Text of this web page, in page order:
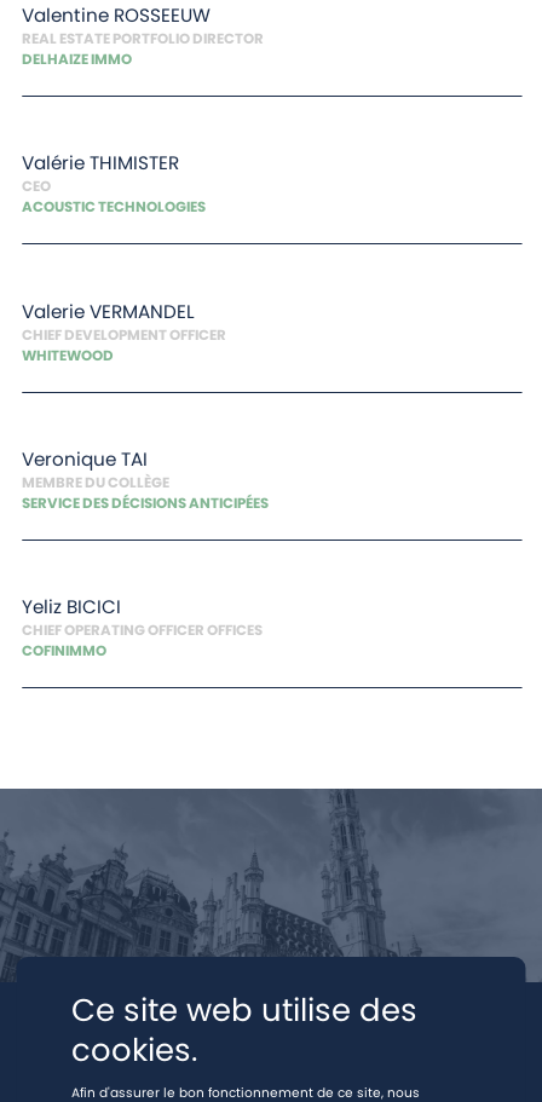
Valentine ROSSEEUW
REAL ESTATE PORTFOLIO DIRECTOR
DELHAIZE IMMO
ValérieTHIMISTER
CEO
ACOUSTIC TECHNOLOGIES
ValerieVERMANDEL
CHIEF DEVELOPMENT OFFICER
WHITEWOOD
VeroniqueTAI
MEMBRE DU COLLÈGE
SERVICE DES DÉCISIONS ANTICIPÉES
Yeliz BICICI
CHIEF OPERATING OFFICER OFFICES
COFINIMMO
Ce site web utilise des
cookies.
Afin d'assurer le bon fonctionnement de ce site, nous